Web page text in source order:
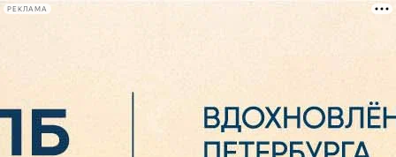
РЕКЛАМА
Сегодня: